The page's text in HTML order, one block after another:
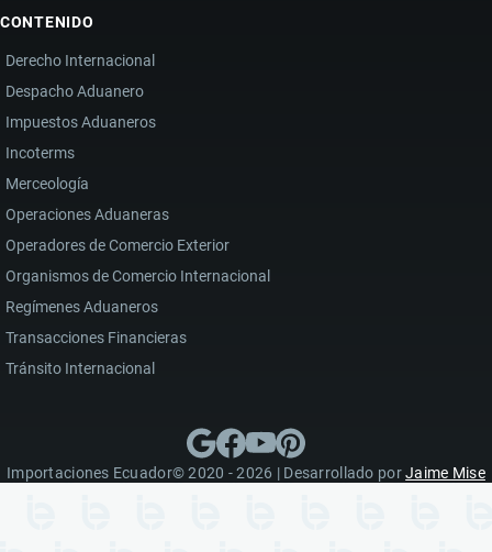
CONTENIDO
Derecho Internacional
Despacho Aduanero
Impuestos Aduaneros
Incoterms
Merceología
Operaciones Aduaneras
Operadores de Comercio Exterior
Organismos de Comercio Internacional
Regímenes Aduaneros
Transacciones Financieras
Tránsito Internacional
Importaciones Ecuador© 2020 - 2026 | Desarrollado porJaime Mise